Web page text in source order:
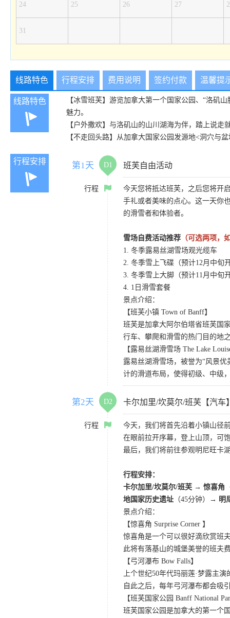
24 25 26 27
31
线路特色 行程安排 费用说明 签约付款 温馨提
线路特色
【冰雪班芙】游览加拿大第一个国家公园、“洛矶
魅力。
【户外撒欢】与洛矶山的山川湖海为伴，踏上说
【不走回头路】从加拿大国家公园发源地<洞穴与
行程安排 第1天 D1 班芙自由活动
行程
今天您将抵达班芙，之后您将开
手礼或者美味的点心。这一天你
的滑雪者和体验者。
雪场自费活动推荐 （可选两项，
1. 冬季露易丝湖雪场观光缆车
2. 冬季雪上飞碟（预计12月中旬
3. 冬季雪上大脚（预计11月中旬
4. 1日滑雪套餐
景点介绍：
【班芙小镇 Town of Banff】
班芙是加拿大阿尔伯塔省班芙国
行车、攀爬和滑雪的热门目的地
【露易丝湖滑雪场 The Lake
露易丝湖滑雪场，被誉为“风景
计的滑道布局，使得初级、中级
第2天 D2 卡尔加里/坎莫尔/班芙【汽车
行程
今天，我们将首先沿着小镇山径
在眼前拉开序幕，登上山顶，可
最后，我们将前往参观明尼旺卡
行程安排：
卡尔加里/坎莫尔/班芙 → 惊喜角
地国家历史遗址 （45分钟）
→ 明
景点介绍：
【惊喜角 Surprise Corner 】
惊喜角是一个可以很好滴欣赏班
此将有落基山的城堡美誉的班夫
【弓河瀑布 Bow Falls】
上个世纪50年代玛丽莲·梦露主
自此之后，每年弓河瀑布都会吸
【班芙国家公园 Banff National
班芙国家公园是加拿大的第一个